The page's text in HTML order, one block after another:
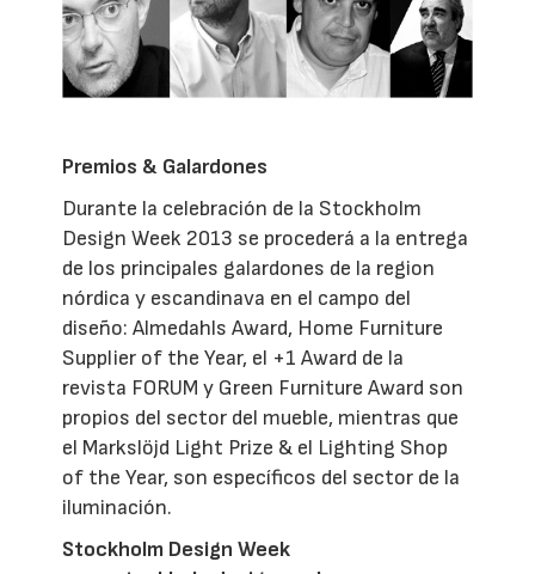
Premios & Galardones
Durante la celebración de la Stockholm
Design Week 2013 se procederá a la entrega
de los principales galardones de la region
nórdica y escandinava en el campo del
diseño: Almedahls Award, Home Furniture
Supplier of the Year, el +1 Award de la
revista FORUM y Green Furniture Award son
propios del sector del mueble, mientras que
el Markslöjd Light Prize & el Lighting Shop
of the Year, son específicos del sector de la
iluminación.
Stockholm Design Week